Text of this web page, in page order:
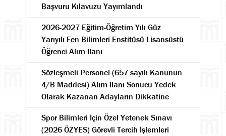
Başvuru Kılavuzu Yayımlandı
2026-2027 Eğitim-Öğretim Yılı Güz
Yarıyılı Fen Bilimleri Enstitüsü Lisansüstü
Öğrenci Alım İlanı
Sözleşmeli Personel (657 sayılı Kanunun
4/B Maddesi) Alım İlanı Sonucu Yedek
Olarak Kazanan Adayların Dikkatine
Spor Bilimleri İçin Özel Yetenek Sınavı
(2026 ÖZYES) Görevli Tercih İşlemleri